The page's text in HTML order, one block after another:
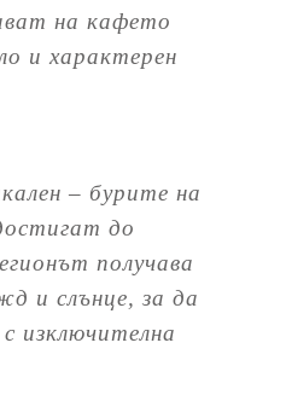
на кафето
и характерен
– бурите на
до
получава
и слънце, за да
изключителна